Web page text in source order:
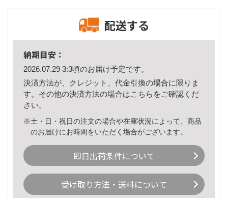
配送する
納期目安：
2026.07.29 3:3頃のお届け予定です。
決済方法が、クレジット、代金引換の場合に限りま
す。その他の決済方法の場合はこちら をご確認くだ
さい。
※土・日・祝日の注文の場合や在庫状況によって、商品
のお届けにお時間をいただく場合がございます。
即日出荷条件について
受け取り方法・送料について